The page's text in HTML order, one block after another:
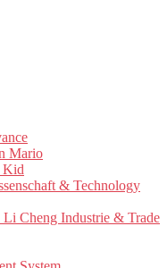
Mario
Kid
& Technology
Li Cheng Industrie & Trade